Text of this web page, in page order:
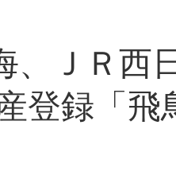
、ＪＲ西
登録「